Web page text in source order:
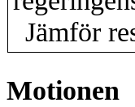
Jämför
Motionen